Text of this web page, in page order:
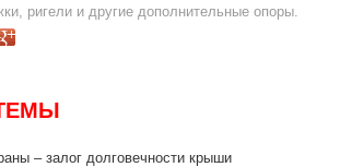
ригели и другие дополнительные опоры.
– залог долговечности крыши